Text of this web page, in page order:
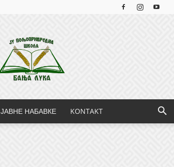
ЈАВНЕ НАБАВКЕ KONTAKT